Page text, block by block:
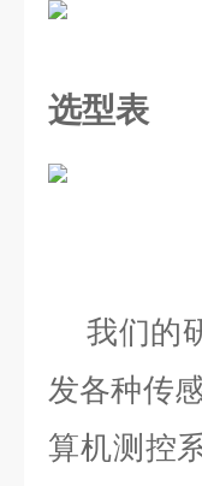
选型表
我们的
发各种传
算机测控